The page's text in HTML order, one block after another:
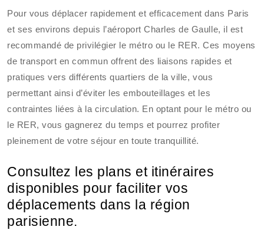
Pour vous déplacer rapidement et efficacement dans Paris
et ses environs depuis l’aéroport Charles de Gaulle, il est
recommandé de privilégier le métro ou le RER. Ces moyens
de transport en commun offrent des liaisons rapides et
pratiques vers différents quartiers de la ville, vous
permettant ainsi d’éviter les embouteillages et les
contraintes liées à la circulation. En optant pour le métro ou
le RER, vous gagnerez du temps et pourrez profiter
pleinement de votre séjour en toute tranquillité.
Consultez les plans et itinéraires
disponibles pour faciliter vos
déplacements dans la région
parisienne.